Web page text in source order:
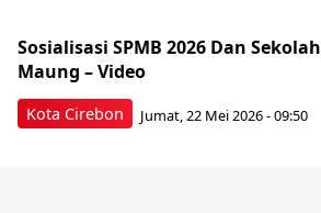
Kota Cirebon
Sosialisasi SPMB 2026 Dan Sekolah
Maung – Video
Jumat, 22 Mei 2026 - 09:50